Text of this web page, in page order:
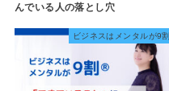
んでいる人の落とし穴
ビジネスはメンタルが9割